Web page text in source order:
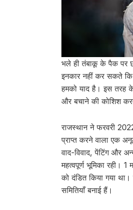
भले ही तंबाकू के पैक पर
इनकार नहीं कर सकते कि
हमको याद है। इस तरह
और बचाने की कोशिश
राजस्थान ने फरवरी
प्राप्त करने वाला एक
वाद-विवाद, पेंटिंग और
महत्वपूर्ण भूमिका रही।
को दंडित किया गया
समितियाँ बनाई हैं।